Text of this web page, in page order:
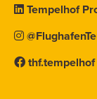
Tempelhof